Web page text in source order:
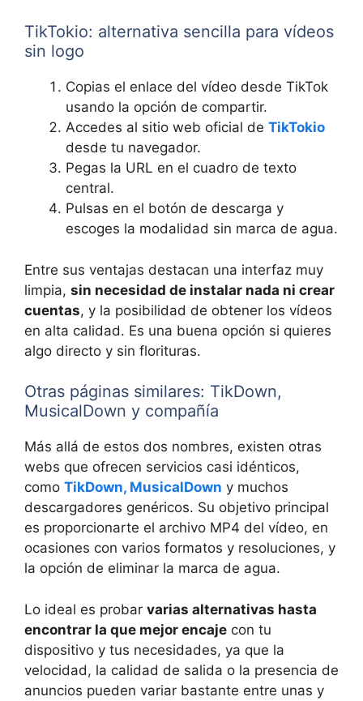
TikTokio: alternativa sencilla para vídeos
sin logo
Copias el enlace del vídeo desde TikTok
usando la opción de compartir.
Accedes al sitio web oficial de TikTokio
desde tu navegador.
Pegas la URL en el cuadro de texto
central.
Pulsas en el botón de descarga y
escoges la modalidad sin marca de agua.
Entre sus ventajas destacan una interfaz muy
limpia, sin necesidad de instalar nada ni crear
cuentas, y la posibilidad de obtener los vídeos
en alta calidad. Es una buena opción si quieres
algo directo y sin florituras.
Otras páginas similares: TikDown,
MusicalDown y compañía
Más allá de estos dos nombres, existen otras
webs que ofrecen servicios casi idénticos,
como TikDown, MusicalDown y muchos
descargadores genéricos. Su objetivo principal
es proporcionarte el archivo MP4 del vídeo, en
ocasiones con varios formatos y resoluciones, y
la opción de eliminar la marca de agua.
Lo ideal es probar varias alternativas hasta
encontrar la que mejor encaje con tu
dispositivo y tus necesidades, ya que la
velocidad, la calidad de salida o la presencia de
anuncios pueden variar bastante entre unas y